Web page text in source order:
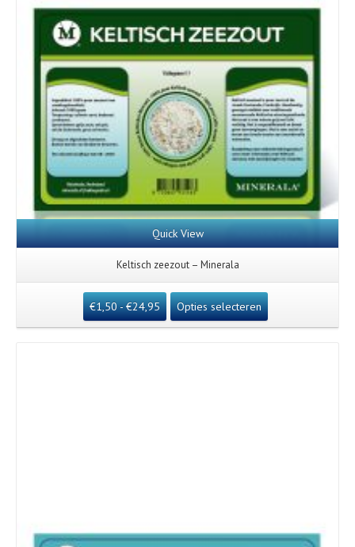
Quick View
Keltisch zeezout – Minerala
€1,50- €24,95 Opties selecteren